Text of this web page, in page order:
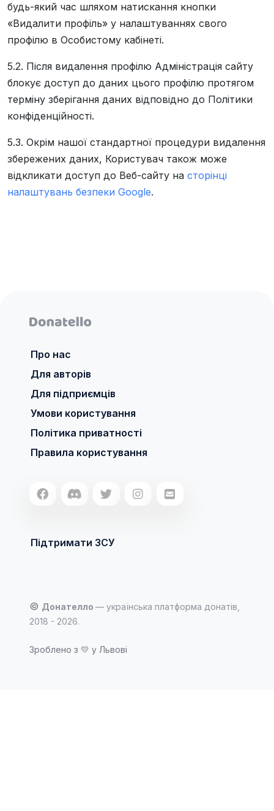
будь-який час шляхом натискання кнопки
«Видалити профіль» у налаштуваннях свого
профілю в Особистому кабінеті.
5.2. Після видалення профілю Адміністрація сайту
блокує доступ до даних цього профілю протягом
терміну зберігання даних відповідно до Політики
конфіденційності.
5.3. Окрім нашої стандартної процедури видалення
збережених даних, Користувач також може
відкликати доступ до Веб-сайту на сторінці
налаштувань безпеки Google.
Про нас
Для авторів
Для підприємців
Умови користування
Політика приватності
Правила користування
Підтримати ЗСУ
© Донателло — українська платформа донатів,
2018 - 2026.
Зроблено з 💛 у Львові